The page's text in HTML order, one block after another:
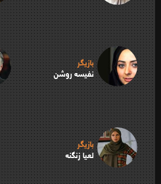
بازیگر
نفیسه روشن
بازیگر
لعیا زنگنه